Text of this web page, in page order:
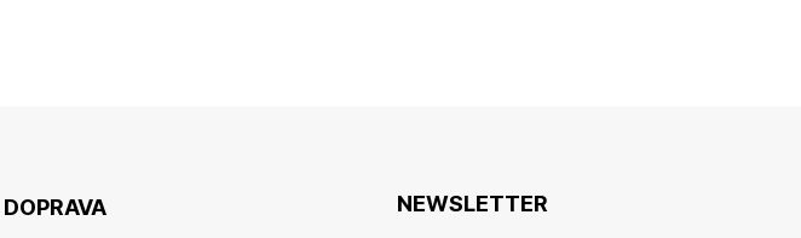
DOPRAVA NEWSLETTER